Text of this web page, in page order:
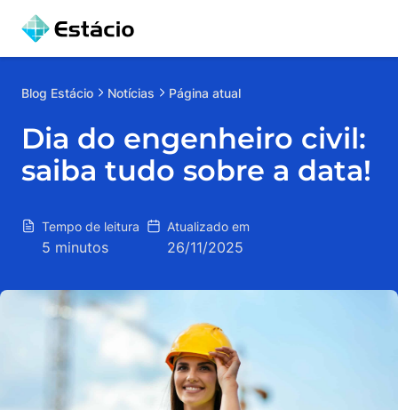
Blog Estácio Notícias Página atual
Dia do engenheiro civil:
saiba tudo sobre a data!
Tempo de leitura
5 minutos
Atualizado em
26/11/2025